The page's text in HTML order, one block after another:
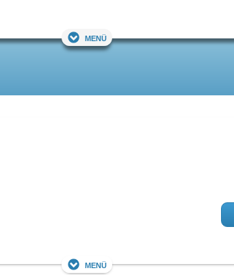
Menü
Menü